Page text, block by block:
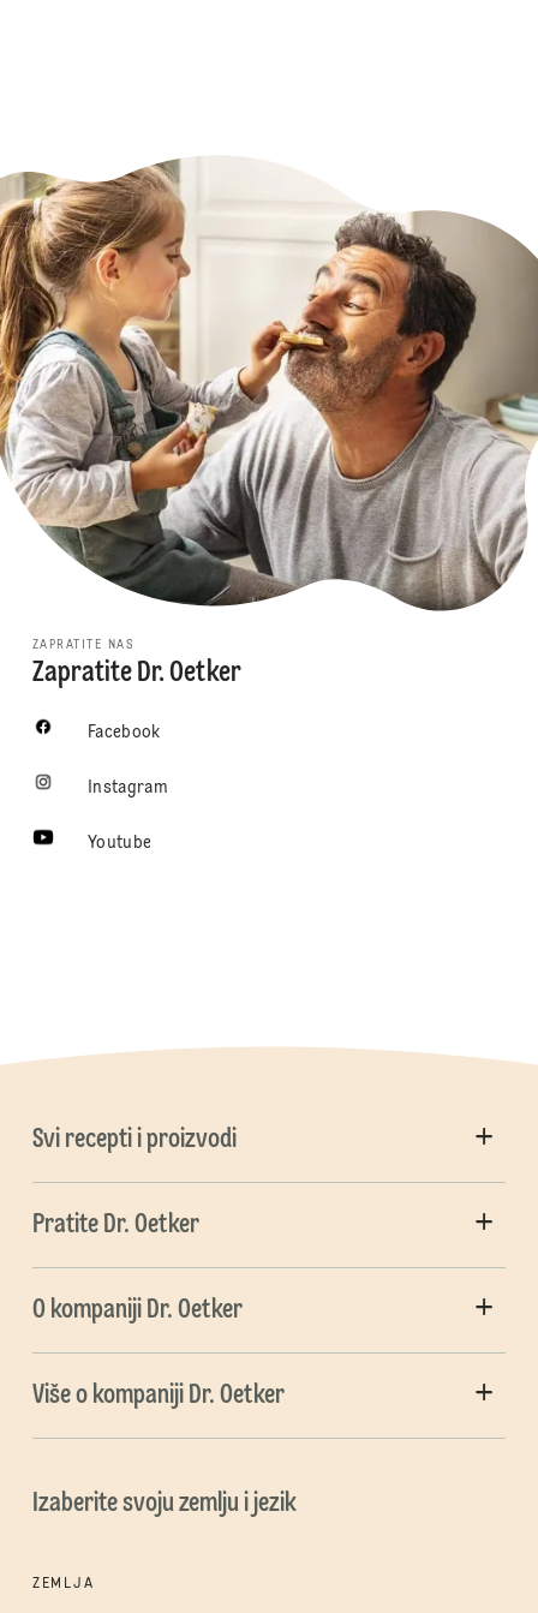
ZAPRATITE NAS
Zapratite Dr. Oetker
Facebook
Instagram
Youtube
Svi recepti i proizvodi
Pratite Dr. Oetker
O kompaniji Dr. Oetker
Više o kompaniji Dr. Oetker
Izaberite svoju zemlju i jezik
ZEMLJA